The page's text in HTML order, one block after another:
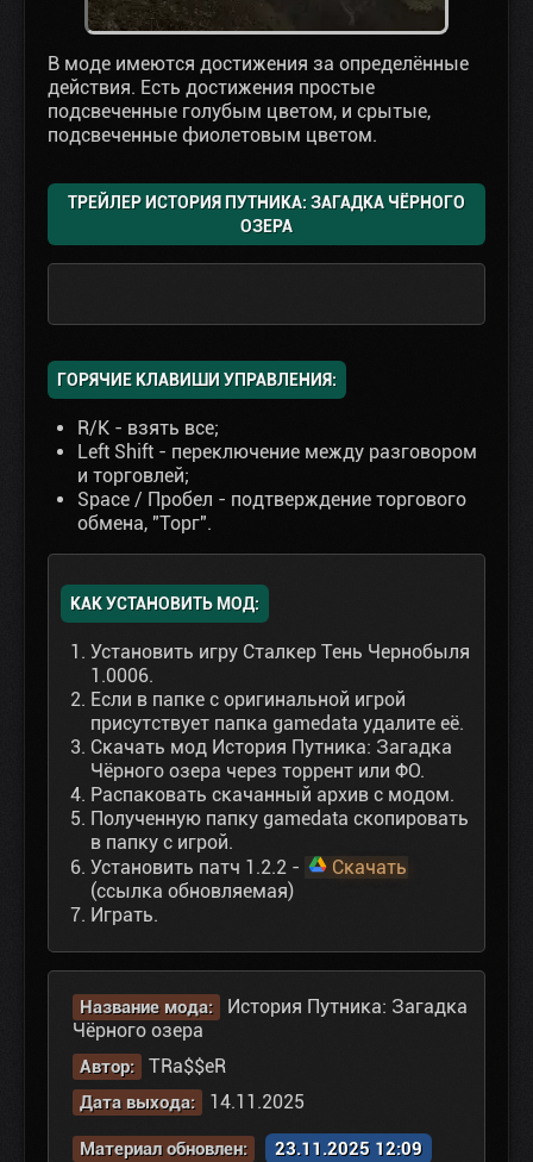
В моде имеются достижения за определённые
действия. Есть достижения простые
подсвеченные голубым цветом, и срытые,
подсвеченные фиолетовым цветом.
ТРЕЙЛЕР ИСТОРИЯ ПУТНИКА: ЗАГАДКА ЧЁРНОГО
ОЗЕРА
ГОРЯЧИЕ КЛАВИШИ УПРАВЛЕНИЯ:
R/К - взять все;
Left Shift - переключение между разговором
и торговлей;
Space / Пробел - подтверждение торгового
обмена, "Торг".
КАК УСТАНОВИТЬ МОД:
Установить игру Сталкер Тень Чернобыля
1.0006.
Если в папке с оригинальной игрой
присутствует папка gamedata удалите её.
Скачать мод История Путника: Загадка
Чёрного озера через торрент или ФО.
Распаковать скачанный архив с модом.
Полученную папку gamedata скопировать
в папку с игрой.
Установить патч 1.2.2 -
Скачать
(ссылка обновляемая)
Играть.
Название мода:
История Путника: Загадка
Чёрного озера
Автор: TRa$$eR
Дата выхода: 14.11.2025
Материал обновлен: 23.11.2025 12:09